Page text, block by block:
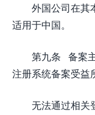
外国公司在其
适用于中国。
第九条 备案
注册系统备案受益
无法通过相关